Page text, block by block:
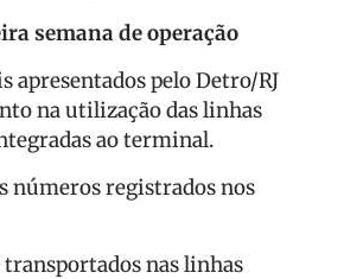
semana de operação
apresentados pelo Detro/RJ
na utilização das linhas
ao terminal.
números registrados nos
transportados nas linhas